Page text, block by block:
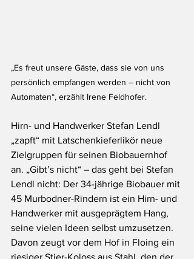
„Es freut unsere Gäste, dass sie von uns
persönlich empfangen werden – nicht von
Automaten“, erzählt Irene Feldhofer.
Hirn- und Handwerker Stefan Lendl
„zapft“ mit Latschenkieferlikör neue
Zielgruppen für seinen Biobauernhof
an. „Gibt’s nicht“ – das geht bei Stefan
Lendl nicht: Der 34-jährige Biobauer mit
45 Murbodner-Rindern ist ein Hirn- und
Handwerker mit ausgeprägtem Hang,
seine vielen Ideen selbst umzusetzen.
Davon zeugt vor dem Hof in Floing ein
riesiger Stier-Koloss aus Stahl, den der